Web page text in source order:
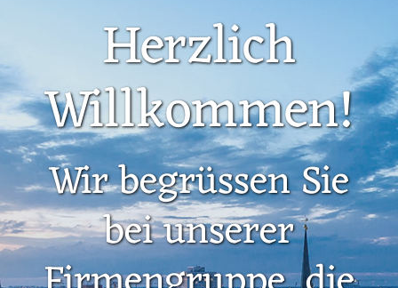
Herzlich
Willkommen!
Wir begrüssen Sie
bei unserer